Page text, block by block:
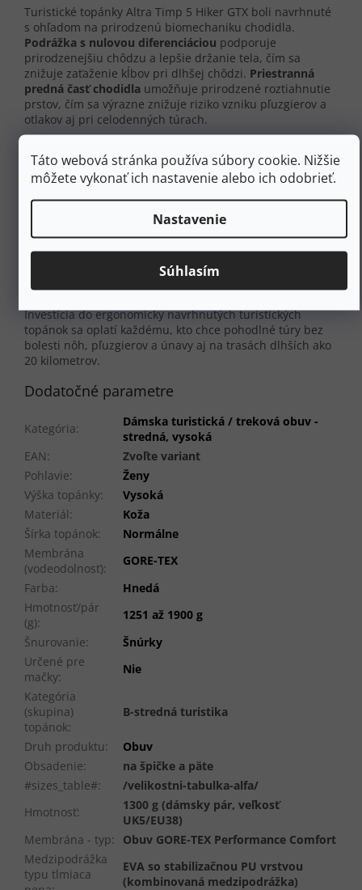
Táto webová stránka používa súbory cookie. Nižšie
môžete vykonať ich nastavenie alebo ich odobrieť.
Nastavenie
Súhlasím
Turistické topánky Altra Timp 5 Hiker GTX boli navrhnuté
s ohľadom na prirodzenú biomechaniku chodidla.
Podrážka s nulovou diferenciáciou podporuje
prirodzenejšiu chôdzu a lepšie držanie tela, čím sa
znižuje zaťaženie kĺbov pri dlhšej chôdzi. Priestranná
predná časť chodidla umožňuje prirodzené roztiahnutie
prstov, čím sa výrazne znižuje riziko vzniku pľuzgierov a
otlakov aj pri celodenných túrach.
Biomechanické výhody na dlhé trasy
Neutrálna opora chodidla umožňuje svalom a
šľachám pracovať prirodzene
Vyvážená kombinácia odpruženia a kontaktu s
povrchom pre lepšiu stabilitu
Stredná torzná tuhosť (5/5) poskytuje vynikajúcu
ochranu na nerovnom povrchu
Nízka hmotnosť 566 gramovna pár výrazne
znižuje únavu na dlhých túrach
Investícia do ergonomicky navrhnutých turistických
topánok sa oplatí každému, kto chce pohodlné túry bez
bolesti nôh, pľuzgierov a únavy aj na trasách dlhších ako
20 kilometrov.
Dodatočné parametre
Kategória:
Dámska turistická / treková obuv -
stredná, vysoká
EAN:
Zvoľte variant
Pohlavie:
Ženy
Výška topánky:
Vysoká
Materiál:
Koža
Šírka topánok:
Normálne
Membrána
(vodeodolnosť):
GORE-TEX
Farba:
Hnedá
Hmotnosť/pár
(g):
1251 až 1900 g
Šnurovanie:
Šnúrky
Určené pre
mačky:
Nie
Kategória
(skupina)
topánok:
B-stredná turistika
Druh produktu:
Obuv
Obsadenie:
na špičke a päte
#sizes_table#:
/velikostni-tabulka-alfa/
Hmotnosť:
1300 g (dámsky pár, veľkosť
UK5/EU38)
Membrána - typ:
Obuv GORE-TEX Performance Comfort
Medzipodrážka
typu tlmiaca
EVA so stabilizačnou PU vrstvou
(kombinovaná medzipodrážka)